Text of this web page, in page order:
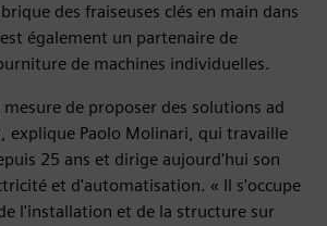
des fraiseuses clés en main dans
également un partenaire de
de machines individuelles.
de proposer des solutions ad
explique Paolo Molinari, qui travaille
25 ans et dirige aujourd'hui son
et d'automatisation. « Il s'occupe
l'installation et de la structure sur